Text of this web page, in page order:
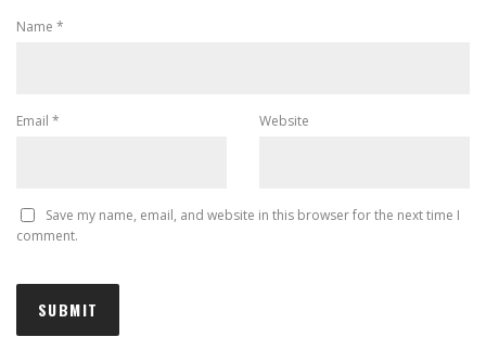
Name *
Email * Website
Save my name, email, and website in this browser for the next time I
comment.